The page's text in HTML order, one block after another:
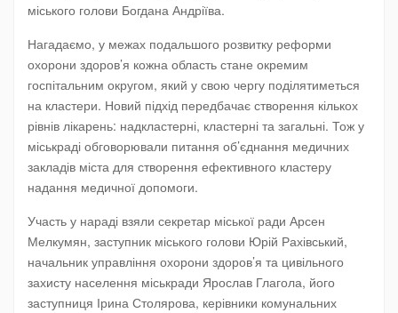
міського голови Богдана Андріїва.
Нагадаємо, у межах подальшого розвитку реформи
охорони здоров’я кожна область стане окремим
госпітальним округом, який у свою чергу поділятиметься
на кластери. Новий підхід передбачає створення кількох
рівнів лікарень: надкластерні, кластерні та загальні. Тож у
міськраді обговорювали питання об’єднання медичних
закладів міста для створення ефективного кластеру
надання медичної допомоги.
Участь у нараді взяли секретар міської ради Арсен
Мелкумян, заступник міського голови Юрій Рахівський,
начальник управління охорони здоров’я та цивільного
захисту населення міськради Ярослав Глагола, його
заступниця Ірина Столярова, керівники комунальних